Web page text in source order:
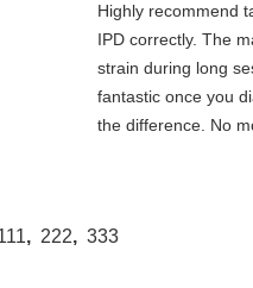
Highly recommend
IPD correctly. The
strain during long
fantastic once you
the difference. No
, 222, 333